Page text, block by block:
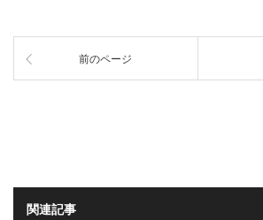
前のページ
関連記事